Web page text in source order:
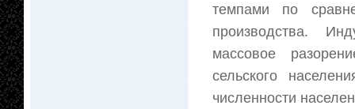
темпами по
производства.
массовое
сельского
численности